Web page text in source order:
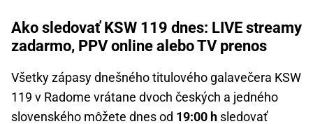
Ako sledovať KSW 119 dnes: LIVE streamy
zadarmo, PPV online alebo TV prenos
Všetky zápasy dnešného titulového galavečera KSW
119 v Radome vrátane dvoch českých a jedného
slovenského môžete dnes od 19:00 h sledovať